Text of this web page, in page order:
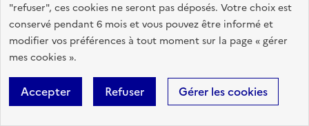
"refuser", ces cookies ne seront pas déposés. Votre choix est
conservé pendant 6 mois et vous pouvez être informé et
modifier vos préférences à tout moment sur la page « gérer
mes cookies ».
Accepter Refuser Gérer les cookies
Utiliser nos contenus
Flux RSS
Travailler avec Vie publique
Glossaire